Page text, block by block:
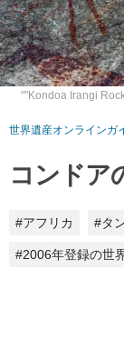
""Kondoa Irangi
世界遺産オンラインガ
コンドア
#アフリカ #タ
#2006年登録の世